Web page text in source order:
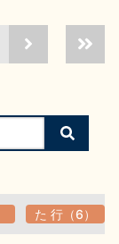
検
索
た 行（6）